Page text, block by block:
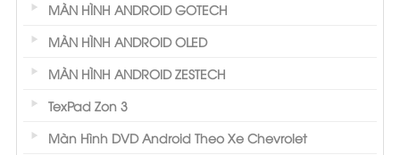
MÀN HÌNH ANDROID GOTECH
MÀN HÌNH ANDROID OLED
MÀN HÌNH ANDROID ZESTECH
TexPad Zon 3
Màn Hình DVD Android Theo Xe Chevrolet